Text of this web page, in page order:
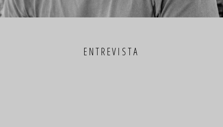
ENTREVISTA